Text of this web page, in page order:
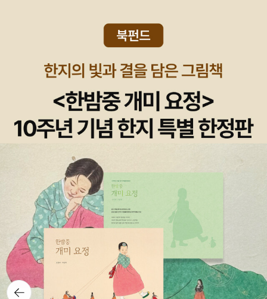
기 했더니, 여기에 넣어도 될 듯해요. 음~~ 이 책도 기회 되면 봐야겠
어요. 리뷰는 그때...... ^^흑백의 연필삽화로 도서관의 이곳저곳을 보
여준다. 분류별 도서영역을 설명하는데 유치원기 아이들에게 좋을 듯
하다. 엄마와 같이 도서관 나들이 경험이 있는 아이라면 다 알아들을
수 있는 이야기.를리외르란 책에 새로운 생명을 불어넣는 직업이다.
책을 아름답게 오래 보관할 수 있게 한다니 얼마나 매력적인가! 수채
화 그림과 더불어 마음을 앗아가는 책! 많은 분들이 좋다고 추천하기
뒤로가
기